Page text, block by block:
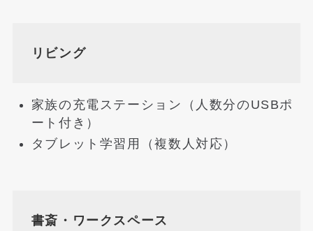
リビング
家族の充電ステーション（人数分のUSBポ
ート付き）
タブレット学習用（複数人対応）
書斎・ワークスペース